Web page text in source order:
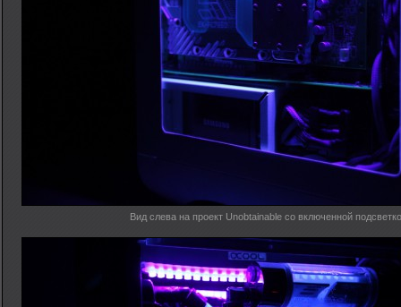
Вид слева на проект Unobtainable со включенной